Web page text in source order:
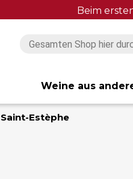
Beim
Weine aus
Saint-Estèphe